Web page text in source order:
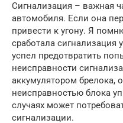
Сигнализация – важная
автомобиля. Если она
привести к угону. Я
сработала сигнализация
успел предотвратить
неисправности
аккумулятором брелока,
неисправностью блока
случаях может
сигнализации.